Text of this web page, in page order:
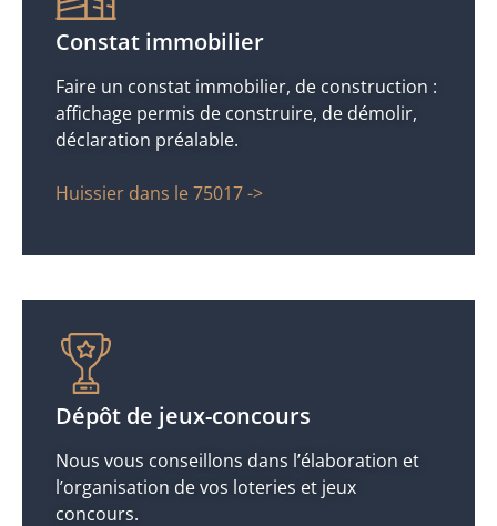
Constat immobilier
Faire un constat immobilier, de construction :
affichage permis de construire, de démolir,
déclaration préalable.
Huissier dans le 75017 ->
Dépôt de jeux-concours
Nous vous conseillons dans l’élaboration et
l’organisation de vos loteries et jeux
concours.